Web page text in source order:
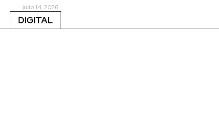
julio 14, 2026
DIGITAL